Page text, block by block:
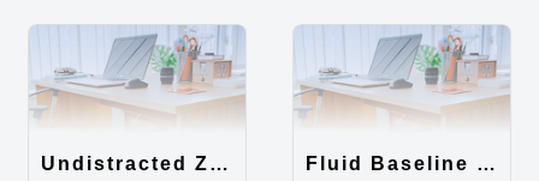
Undistracted Zen主题汉化包 Fluid Baseline Grid主题汉化包